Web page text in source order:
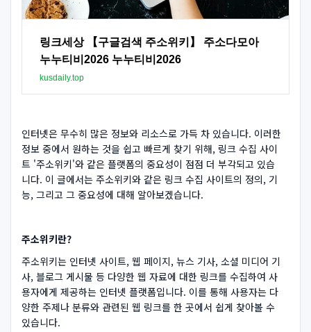
링크세상 【구글검색 주소위키】 주소다모아
누누티비2026 누누티비2026
kusdaily.top
인터넷은 무수히 많은 정보와 리소스로 가득 차 있습니다. 이러한
정보 중에서 원하는 것을 쉽고 빠르게 찾기 위해, 링크 수집 사이
트 '주소위키'와 같은 플랫폼의 중요성이 점점 더 부각되고 있습
니다. 이 글에서는 주소위키와 같은 링크 수집 사이트의 정의, 기
능, 그리고 그 중요성에 대해 알아보겠습니다.
주소위키란?
주소위키는 인터넷 사이트, 웹 페이지, 뉴스 기사, 소셜 미디어 기
사, 블로그 게시물 등 다양한 웹 자료에 대한 링크를 수집하여 사
용자에게 제공하는 인터넷 플랫폼입니다. 이를 통해 사용자는 다
양한 주제나 분류와 관련된 웹 링크를 한 곳에서 쉽게 찾아볼 수
있습니다.